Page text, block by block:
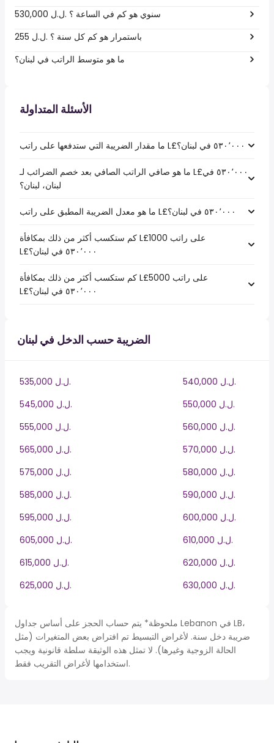
530,000 ل.ل.‎ سنوي هو كم في الساعة ؟
255 ل.ل.‎ باستمرار هو كم كل سنة ؟
ما هو متوسط الراتب في لبنان؟
الأسئلة المتداولة
ما هو صافي الراتب الصافي بعد خصم الضرائب لـ L£‏٥٣٠٬٠٠٠ في
لبنان، لبنان؟
كم ستكسب أكثر من ذلك بمكافأة L£1000 على راتب
كم ستكسب أكثر من ذلك بمكافأة L£5000 على راتب
الضريبة حسب الدخل في لبنان
535,000 ل.ل.‎
540,000 ل.ل.‎
545,000 ل.ل.‎
550,000 ل.ل.‎
555,000 ل.ل.‎
560,000 ل.ل.‎
565,000 ل.ل.‎
570,000 ل.ل.‎
575,000 ل.ل.‎
580,000 ل.ل.‎
585,000 ل.ل.‎
590,000 ل.ل.‎
595,000 ل.ل.‎
600,000 ل.ل.‎
605,000 ل.ل.‎
610,000 ل.ل.‎
615,000 ل.ل.‎
620,000 ل.ل.‎
625,000 ل.ل.‎
630,000 ل.ل.‎
ملحوظة* يتم حساب الحجز على أساس جداول Lebanon في LB،
ضريبة دخل سنة. لأغراض التبسيط تم افتراض بعض المتغيرات (مثل
الحالة الزوجية وغيرها). لا تمثل هذه الوثيقة سلطة قانونية ويجب
استخدامها لأغراض التقريب فقط.